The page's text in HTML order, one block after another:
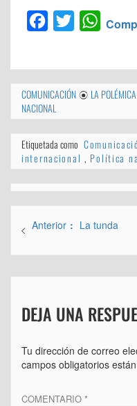
Facebook
Twitter
COMUNICACIÓN LA POLÉMICA
NACIONAL
Etiquetada como
internacional , Política
Navegación
de
entradas
Anterior
Entrada
La tunda
DEJA UNA
Tu dirección de correo
campos obligatorios
COMENTARIO *